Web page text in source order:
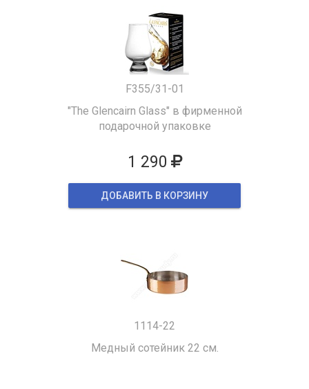
F355/31-01
"The Glencairn Glass" в фирменной
подарочной упаковке
1 290
ДОБАВИТЬ В КОРЗИНУ
1114-22
Медный сотейник 22 см.